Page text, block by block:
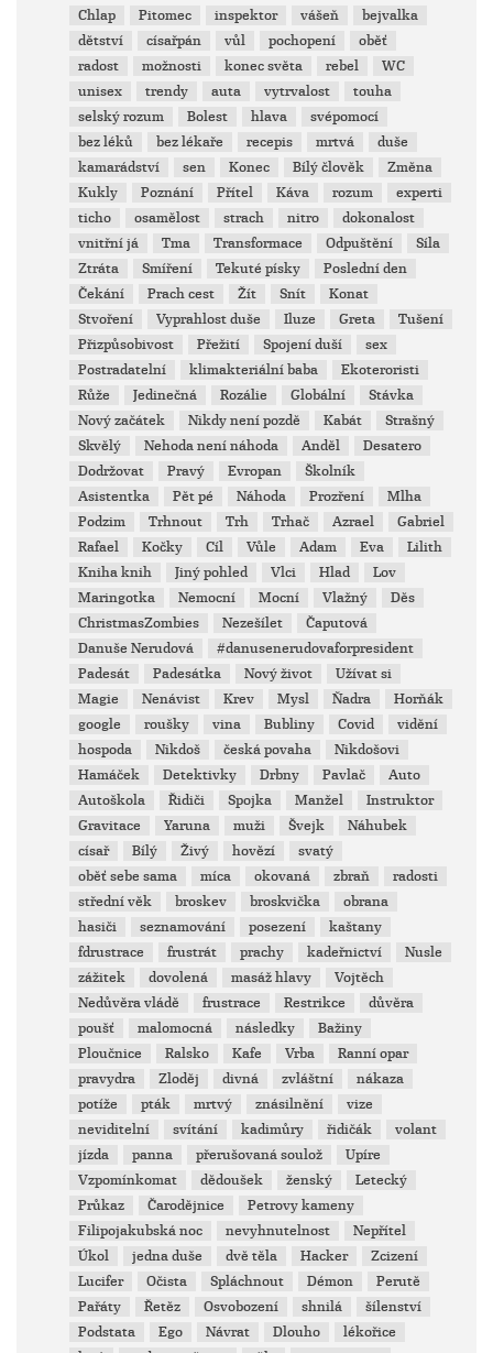
Chlap
Pitomec inspektor vášeň
bejvalka
dětství
císařpán vůl pochopení
oběť
radost
možnosti konec světa rebel
WC
unisex
trendy auta vytrvalost
touha
selský rozum
Bolest hlava
svépomocí
bez léků
bez lékaře recepis mrtvá
duše
kamarádství
sen Konec Bílý člověk
Změna
Kukly
Poznání Přítel Káva rozum
experti
ticho
osamělost strach nitro
dokonalost
vnitřní já
Tma Transformace Odpuštění
Síla
Ztráta
Smíření Tekuté písky
Poslední den
Čekání
Prach cest Žít Snít
Konat
Stvoření
Vyprahlost duše Iluze Greta
Tušení
Přizpůsobivost
Přežití Spojení duší
sex
Postradatelní
klimakteriální baba
Ekoteroristi
Růže
Jedinečná Rozálie Globální
Stávka
Nový začátek
Nikdy není pozdě Kabát
Strašný
Skvělý
Nehoda není náhoda Anděl
Desatero
Dodržovat
Pravý Evropan
Školník
Asistentka
Pět pé Náhoda Prozření
Mlha
Podzim
Trhnout Trh Trhač Azrael
Gabriel
Rafael
Kočky Cíl Vůle Adam Eva
Lilith
Kniha knih
Jiný pohled Vlci Hlad
Lov
Maringotka
Nemocní Mocní Vlažný
Děs
ChristmasZombies
Nezešílet
Čaputová
Danuše Nerudová
#danusenerudovaforpresident
Padesát
Padesátka Nový život
Užívat si
Magie
Nenávist Krev Mysl Ňadra
Horňák
google
roušky vina Bubliny Covid
vidění
hospoda
Nikdoš česká povaha
Nikdošovi
Hamáček
Detektivky Drbny Pavlač
Auto
Autoškola
Řidiči Spojka Manžel
Instruktor
Gravitace
Yaruna muži Švejk
Náhubek
císař
Bílý Živý hovězí
svatý
oběť sebe sama
míca okovaná zbraň
radosti
střední věk
broskev broskvička
obrana
hasiči
seznamování posezení
kaštany
fdrustrace
frustrát prachy kadeřnictví
Nusle
zážitek
dovolená masáž hlavy
Vojtěch
Nedůvěra vládě
frustrace Restrikce
důvěra
poušť
malomocná následky
Bažiny
Ploučnice
Ralsko Kafe Vrba
Ranní opar
pravydra
Zloděj divná zvláštní
nákaza
potíže
pták mrtvý znásilnění
vize
neviditelní
svítání kadimůry řidičák
volant
jízda
panna přerušovaná soulož
Upíre
Vzpomínkomat
dědoušek ženský
Letecký
Průkaz
Čarodějnice
Petrovy kameny
Filipojakubská noc
nevyhnutelnost
Nepřítel
Úkol
jedna duše dvě těla Hacker
Zcizení
Lucifer
Očista Spláchnout Démon
Perutě
Pařáty
Řetěz Osvobození shnilá
šílenství
Podstata
Ego Návrat Dlouho
lékořice